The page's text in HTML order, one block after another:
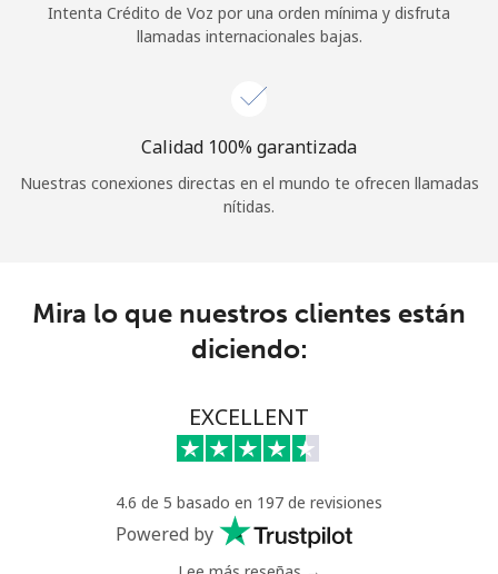
Continuar con
Intenta Crédito de Voz por una orden mínima y disfruta
llamadas internacionales bajas.
Calidad 100% garantizada
Nuestras conexiones directas en el mundo te ofrecen llamadas
nítidas.
Mira lo que nuestros clientes están
diciendo:
EXCELLENT
4.6 de 5 basado en 197 de revisiones
Powered by